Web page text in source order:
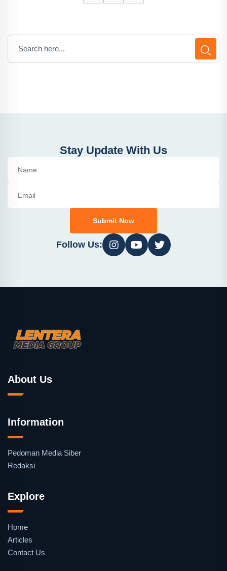
Stay Update With Us
Submit Now
Follow Us:
About Us
Information
Pedoman Media Siber
Redaksi
Explore
Home
Articles
Contact Us